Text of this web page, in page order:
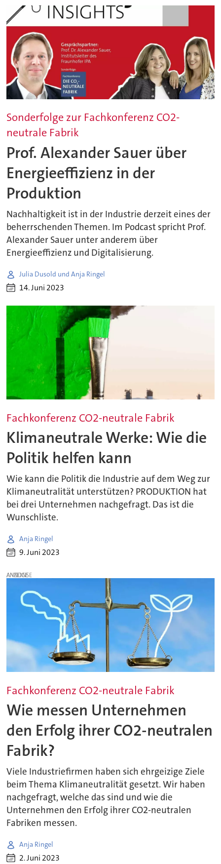
Sonderfolge zur Fachkonferenz CO2-
neutrale Fabrik
Prof. Alexander Sauer über
Energieeffizienz in der
Produktion
Nachhaltigkeit ist in der Industrie derzeit eines der
beherrschenden Themen. Im Podcast spricht Prof.
Alexander Sauer unter anderem über
Energieeffizienz und Digitalisierung.
Julia Dusold und Anja Ringel
14. Juni 2023
Fachkonferenz CO2-neutrale Fabrik
Klimaneutrale Werke: Wie die
Politik helfen kann
Wie kann die Politik die Industrie auf dem Weg zur
Klimaneutralität unterstützen? PRODUKTION hat
bei drei Unternehmen nachgefragt. Das ist die
Wunschliste.
Anja Ringel
9. Juni 2023
ANZEIGE
Fachkonferenz CO2-neutrale Fabrik
Wie messen Unternehmen
den Erfolg ihrer CO2-neutralen
Fabrik?
Viele Industriefirmen haben sich ehrgeizige Ziele
beim Thema Klimaneutralität gesetzt. Wir haben
nachgefragt, welche das sind und wie die
Unternehmen den Erfolg ihrer CO2-neutralen
Fabriken messen.
Anja Ringel
2. Juni 2023